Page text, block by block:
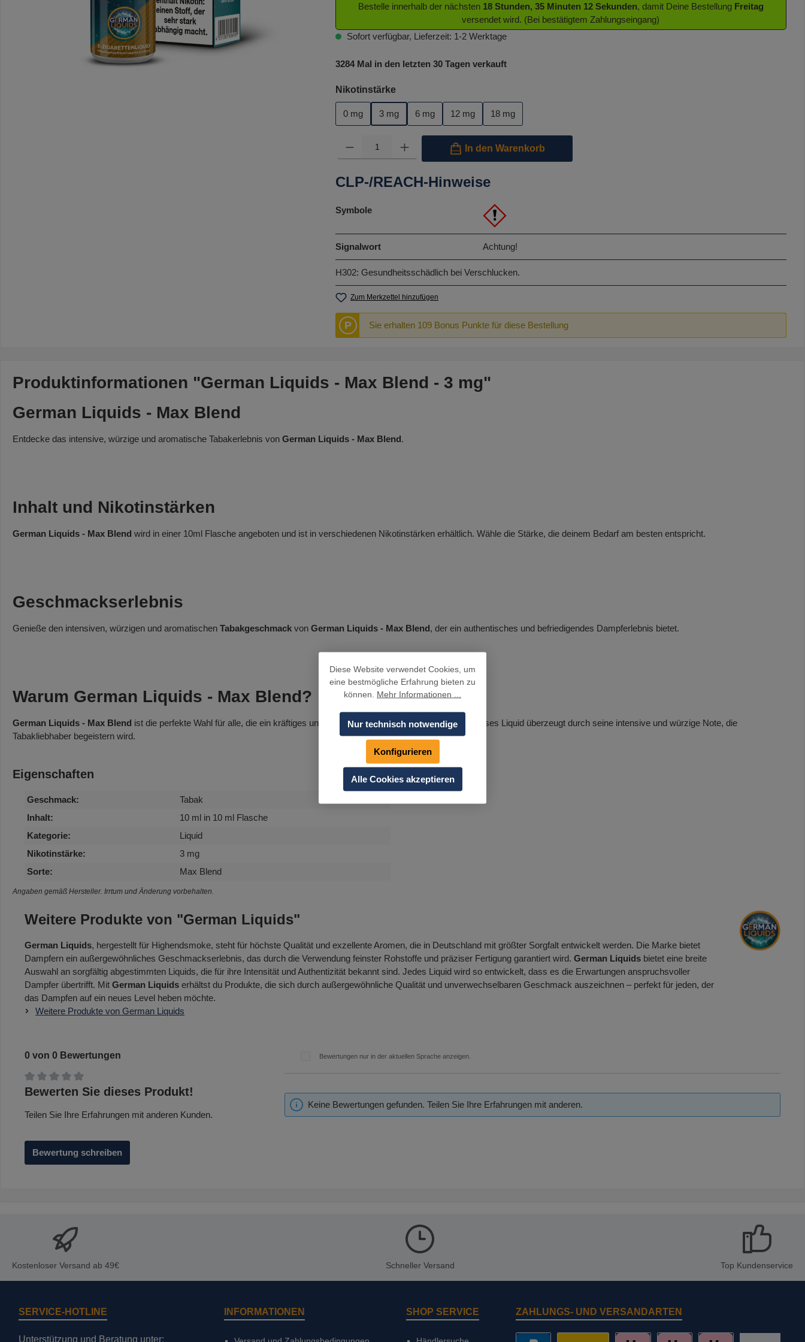
Bestelle innerhalb der nächsten 18 Stunden, 35 Minuten 11 Sekunden, damit Deine Bestellung Freitag
versendet wird. (Bei bestätigtem Zahlungseingang)
Sofort verfügbar, Lieferzeit: 1-2 Werktage
3284 Mal in den letzten 30 Tagen verkauft
Nikotinstärkeauswählen
0 mg 3 mg 6 mg 12 mg 18 mg
In den Warenkorb
CLP-/REACH-Hinweise
Symbole
Signalwort Achtung!
H302: Gesundheitsschädlich bei Verschlucken.
Zum Merkzettel hinzufügen
P Sie erhalten 109 Bonus Punkte für diese Bestellung
Produktinformationen "German Liquids - Max Blend - 3 mg"
German Liquids - Max Blend
Entdecke das intensive, würzige und aromatische Tabakerlebnis von German Liquids - Max Blend.
Inhalt und Nikotinstärken
German Liquids - Max Blend wird in einer 10ml Flasche angeboten und ist in verschiedenen Nikotinstärken erhältlich. Wähle die Stärke, die deinem Bedarf am besten entspricht.
Geschmackserlebnis
Genieße den intensiven, würzigen und aromatischen Tabakgeschmack von German Liquids - Max Blend, der ein authentisches und befriedigendes Dampferlebnis bietet.
Warum German Liquids - Max Blend?
German Liquids - Max Blend ist die perfekte Wahl für alle, die ein kräftiges und aromatisches Tabakerlebnis suchen. Dieses Liquid überzeugt durch seine intensive und würzige Note, die
Tabakliebhaber begeistern wird.
Eigenschaften
Geschmack:
Tabak
Inhalt:
10 ml in 10 ml Flasche
Kategorie:
Liquid
Nikotinstärke:
3 mg
Sorte:
Max Blend
Angaben gemäß Hersteller. Irrtum und Änderung vorbehalten.
Weitere Produkte von "German Liquids"
German Liquids, hergestellt für Highendsmoke, steht für höchste Qualität und exzellente Aromen, die in Deutschland mit größter Sorgfalt entwickelt werden. Die Marke bietet
Dampfern ein außergewöhnliches Geschmackserlebnis, das durch die Verwendung feinster Rohstoffe und präziser Fertigung garantiert wird. German Liquids bietet eine breite
Auswahl an sorgfältig abgestimmten Liquids, die für ihre Intensität und Authentizität bekannt sind. Jedes Liquid wird so entwickelt, dass es die Erwartungen anspruchsvoller
Dampfer übertrifft. Mit German Liquids erhältst du Produkte, die sich durch außergewöhnliche Qualität und unverwechselbaren Geschmack auszeichnen – perfekt für jeden, der
das Dampfen auf ein neues Level heben möchte.
Weitere Produkte von German Liquids
0 von 0 Bewertungen
Durchschnittliche Bewertung von 0 von 5 Sternen
Bewerten Sie dieses Produkt!
Teilen Sie Ihre Erfahrungen mit anderen Kunden.
Bewertung schreiben
Bewertungen nur in der aktuellen Sprache anzeigen.
Keine Bewertungen gefunden. Teilen Sie Ihre Erfahrungen mit anderen.
Kostenloser Versand ab 49€ Schneller Versand Top Kundenservice
SERVICE-HOTLINE
Unterstützung und Beratung unter:
INFORMATIONEN SHOP SERVICE ZAHLUNGS- UND VERSANDARTEN
Diese Website verwendet Cookies, um
eine bestmögliche Erfahrung bieten zu
können. Mehr Informationen ...
Nur technisch notwendige
Konfigurieren
Alle Cookies akzeptieren